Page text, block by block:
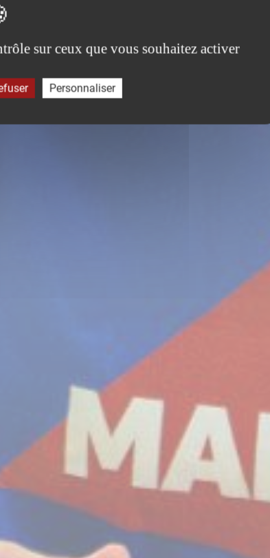
sur ceux que vous souhaitez activer
Personnaliser